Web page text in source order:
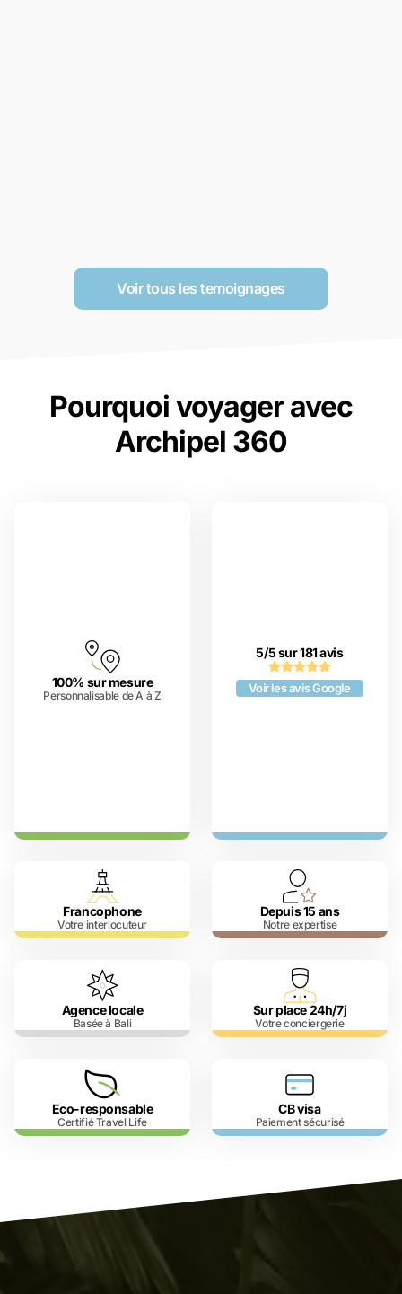
Voir tous les temoignages
Pourquoi voyager avec
Archipel 360
100% sur mesure
Personnalisable de A à Z
5/5 sur 181 avis
Voir les avis Google
Francophone
Votre interlocuteur
Depuis 15 ans
Notre expertise
Agence locale
Basée à Bali
Sur place 24h/7j
Votre conciergerie
Eco-responsable
Certifié Travel Life
CB visa
Paiement sécurisé